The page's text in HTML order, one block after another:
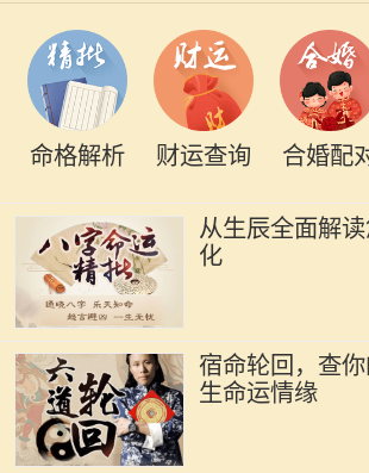
命格解析 财运查询 合婚配
从生辰全面解
化
宿命轮回，查
生命运情缘